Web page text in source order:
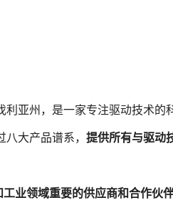
利亚州，是一家专注驱动技术的
大产品谱系， 提供所有与驱动
工业领域重要的供应商和合作伙